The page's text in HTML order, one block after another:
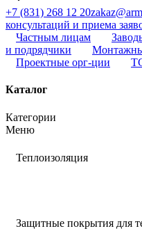
+7 (831) 268 12 20
консультаций и приема
Частным лицам
и подрядчики
Проектные орг-ции
Каталог
Категории
Меню
Теплоизоляция
Защитные покрытия для